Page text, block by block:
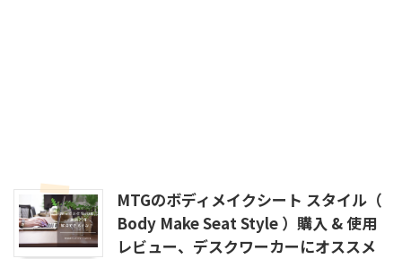
MTGのボディメイクシート スタイル（
Body Make Seat Style ）購入 & 使用
レビュー、デスクワーカーにオススメ